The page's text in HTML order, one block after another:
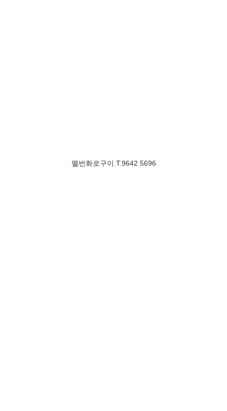
멜번화로구이 T.9642 5696